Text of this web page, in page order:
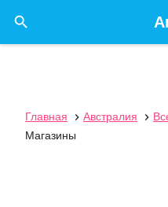

Главная  Австралия 
Магазины